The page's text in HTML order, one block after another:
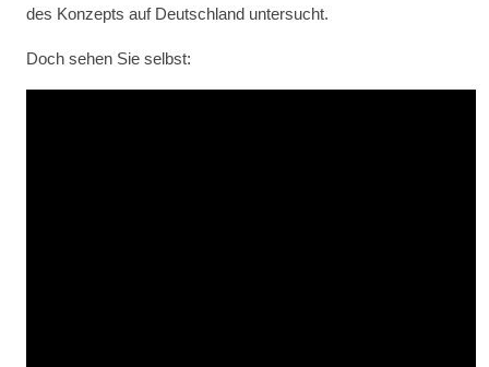
des Konzepts auf Deutschland untersucht.
Doch sehen Sie selbst: